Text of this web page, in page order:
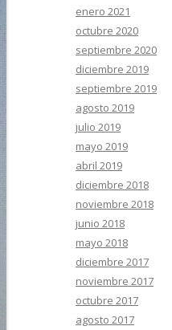
enero 2021
octubre 2020
septiembre 2020
diciembre 2019
septiembre 2019
agosto 2019
julio 2019
mayo 2019
abril 2019
diciembre 2018
noviembre 2018
junio 2018
mayo 2018
diciembre 2017
noviembre 2017
octubre 2017
agosto 2017